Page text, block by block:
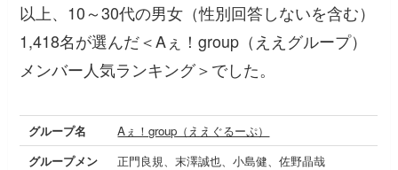
以上、10～30代の男女（性別回答しないを含む）
1,418名が選んだ＜Aぇ！group（ええグループ）
メンバー人気ランキング＞でした。
グループ名
Aぇ！group（ええぐるーぷ）
グループメン
正門良規、末澤誠也、小島健、佐野晶哉